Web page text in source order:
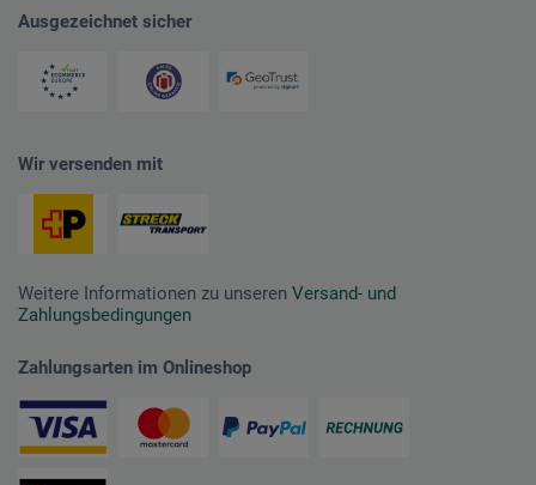
Ausgezeichnet sicher
Wir versenden mit
Weitere Informationen zu unseren Versand- und
Zahlungsbedingungen
Zahlungsarten im Onlineshop